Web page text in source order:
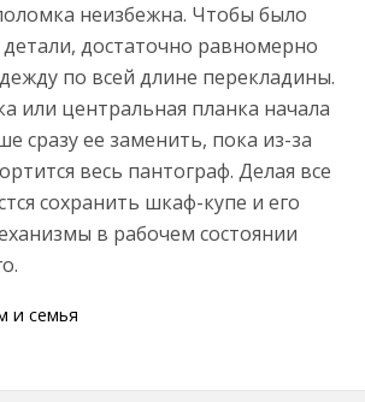
неизбежна. Чтобы было
достаточно равномерно
по всей длине перекладины.
или центральная планка начала
сразу ее заменить, пока из-за
весь пантограф. Делая все
сохранить шкаф-купе и его
в рабочем состоянии
и семья